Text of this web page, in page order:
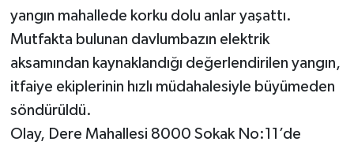
yangın mahallede korku dolu anlar yaşattı.
Mutfakta bulunan davlumbazın elektrik
aksamından kaynaklandığı değerlendirilen yangın,
itfaiye ekiplerinin hızlı müdahalesiyle büyümeden
söndürüldü.
Olay, Dere Mahallesi 8000 Sokak No:11’de